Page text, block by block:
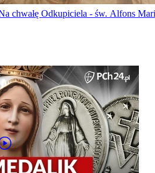
chwałę Odkupiciela - św. Alfons